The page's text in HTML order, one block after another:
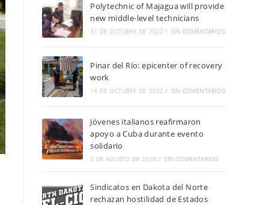
Polytechnic of Majagua will provide
new middle-level technicians
31 DE OCTUBRE DE 2022 / SIN COMENTARIOS
Pinar del Río: epicenter of recovery
work
14 DE OCTUBRE DE 2022 / SIN COMENTARIOS
Jóvenes italianos reafirmaron
apoyo a Cuba durante evento
solidario
5 DE AGOSTO DE 2026 / SIN COMENTARIOS
Sindicatos en Dakota del Norte
rechazan hostilidad de Estados